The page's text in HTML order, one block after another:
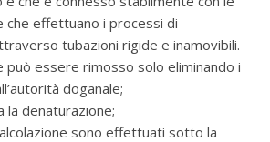
che effettuano i processi di
tubazioni rigide e inamovibili.
può essere rimosso solo eliminando i
doganale;
la denaturazione;
sono effettuati sotto la